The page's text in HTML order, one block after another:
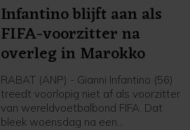
Infantino blijft aan als
FIFA-voorzitter na
overleg in Marokko
RABAT (ANP) - Gianni Infantino (56)
treedt voorlopig niet af als voorzitter
van wereldvoetbalbond FIFA. Dat
bleek woensdag na een